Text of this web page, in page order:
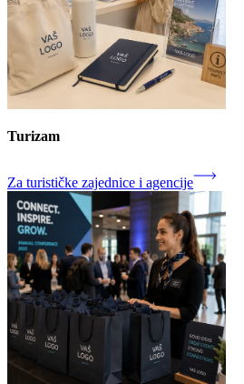
Turizam
Za turističke zajednice i agencije